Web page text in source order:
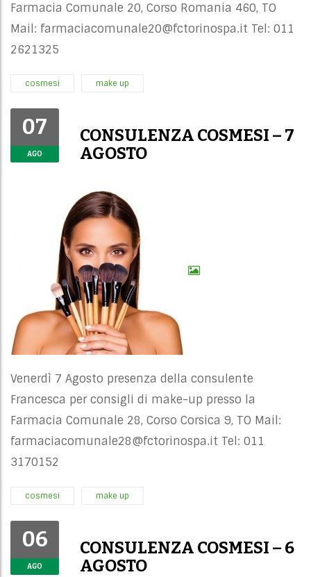
Farmacia Comunale 20, Corso Romania 460, TO
Mail: farmaciacomunale20@fctorinospa.it Tel: 011
2621325
cosmesi make up
07
AGO
CONSULENZA COSMESI – 7
AGOSTO
Venerdì 7 Agosto presenza della consulente
Francesca per consigli di make-up presso la
Farmacia Comunale 28, Corso Corsica 9, TO Mail:
farmaciacomunale28@fctorinospa.it Tel: 011
3170152
cosmesi make up
06
AGO
CONSULENZA COSMESI – 6
AGOSTO